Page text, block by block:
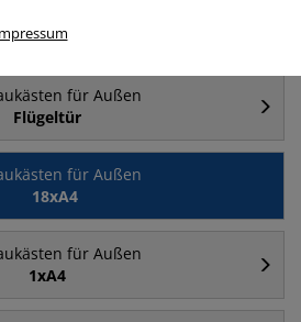
für Außen
4xA4 (A2)
für Außen
Flügeltür
für Außen
18xA4
für Außen
1xA4